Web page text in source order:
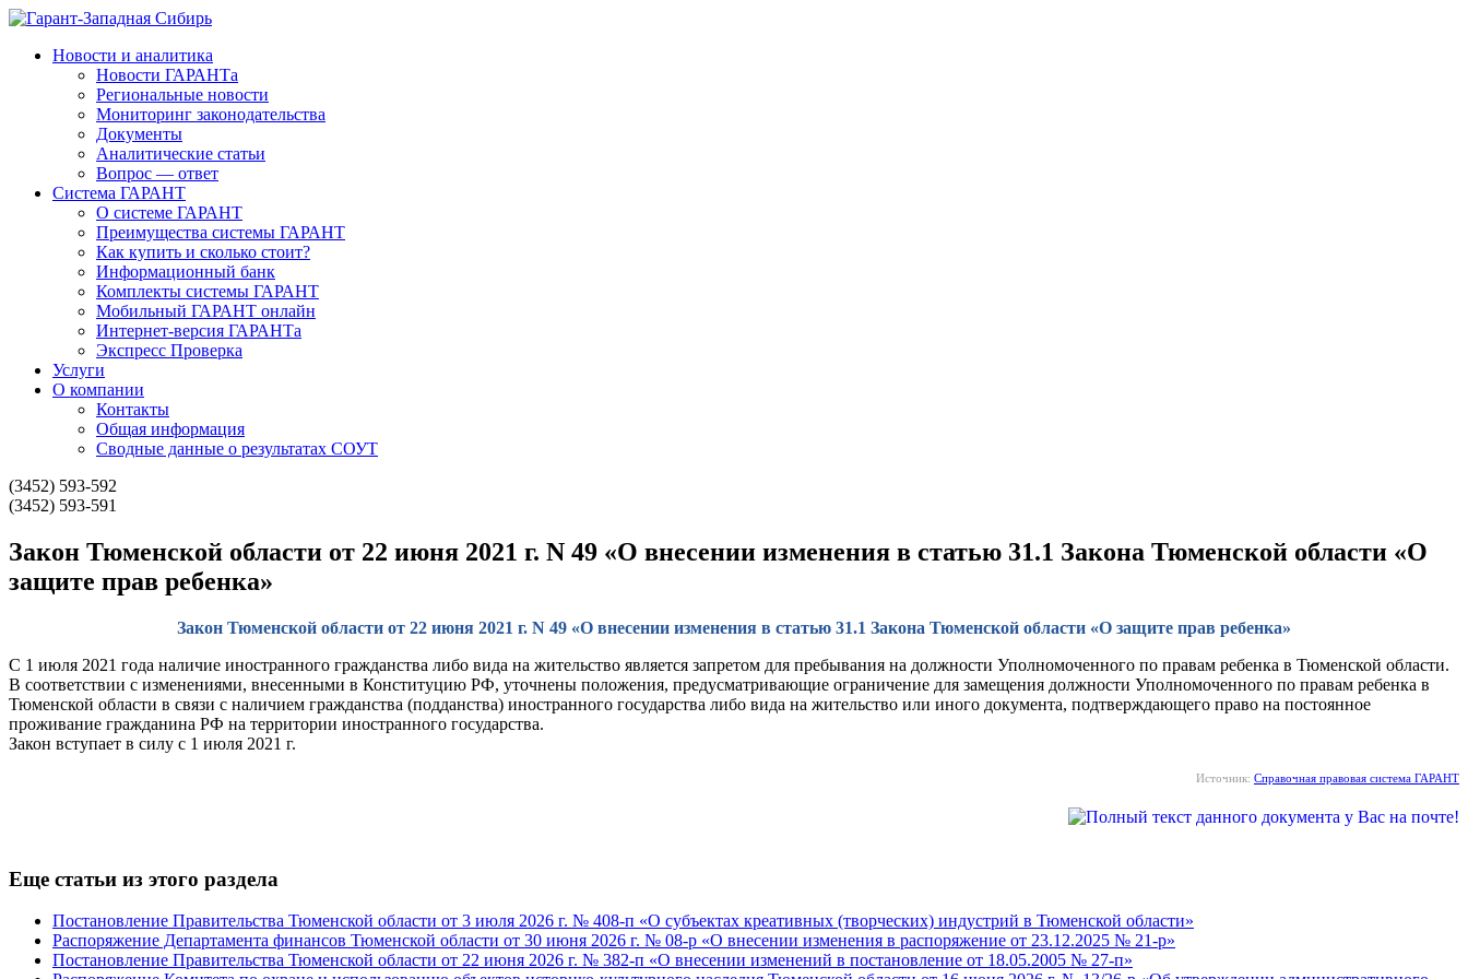
Новости и аналитика
Новости ГАРАНТа
Региональные новости
Мониторинг законодательства
Документы
Аналитические статьи
Вопрос — ответ
Система ГАРАНТ
О системе ГАРАНТ
Преимущества системы ГАРАНТ
Как купить и сколько стоит?
Информационный банк
Комплекты системы ГАРАНТ
Мобильный ГАРАНТ онлайн
Интернет-версия ГАРАНТа
Экспресс Проверка
Услуги
О компании
Контакты
Общая информация
Сводные данные о результатах СОУТ
(3452) 593-592
(3452) 593-591
Закон Тюменской области от 22 июня 2021 г. N 49 «О внесении изменения в статью 31.1 Закона Тюменской области «О
защите прав ребенка»
Закон Тюменской области от 22 июня 2021 г. N 49 «О внесении изменения в статью 31.1 Закона Тюменской области «О защите прав ребенка»
С 1 июля 2021 года наличие иностранного гражданства либо вида на жительство является запретом для пребывания на должности Уполномоченного по правам ребенка в Тюменской области.
В соответствии с изменениями, внесенными в Конституцию РФ, уточнены положения, предусматривающие ограничение для замещения должности Уполномоченного по правам ребенка в
Тюменской области в связи с наличием гражданства (подданства) иностранного государства либо вида на жительство или иного документа, подтверждающего право на постоянное
проживание гражданина РФ на территории иностранного государства.
Закон вступает в силу с 1 июля 2021 г.
Источник: Справочная правовая система ГАРАНТ
Еще статьи из этого раздела
Постановление Правительства Тюменской области от 3 июля 2026 г. № 408-п «О субъектах креативных (творческих) индустрий в Тюменской области»
Распоряжение Департамента финансов Тюменской области от 30 июня 2026 г. № 08-р «О внесении изменения в распоряжение от 23.12.2025 № 21-р»
Постановление Правительства Тюменской области от 22 июня 2026 г. № 382-п «О внесении изменений в постановление от 18.05.2005 № 27-п»